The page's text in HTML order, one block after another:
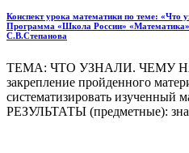
Конспект урока математики по теме: «Что
Программа «Школа России»
С.В.Степанова
ТЕМА: ЧТО УЗНАЛИ. ЧЕМУ
закрепление пройденного
систематизировать
РЕЗУЛЬТАТЫ (предметные):